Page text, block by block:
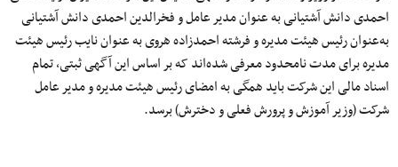
احمدی دانش آشتیانی به‌ عنوان مدیر عامل و فخرالدین احمدی دانش آشتیانی
به‌عنوان رئیس هیئت مدیره و فرشته احمدزاده هروی به‌ عنوان نایب رئیس هیئت
مدیره برای مدت نامحدود معرفی شده‌اند که بر اساس این آگهی ثبتی، تمام
اسناد مالی این شرکت ‌باید همگی به امضای رئیس هیئت مدیره و مدیر عامل
شرکت (وزیر آموزش و پرورش فعلی و دخترش) برسد.